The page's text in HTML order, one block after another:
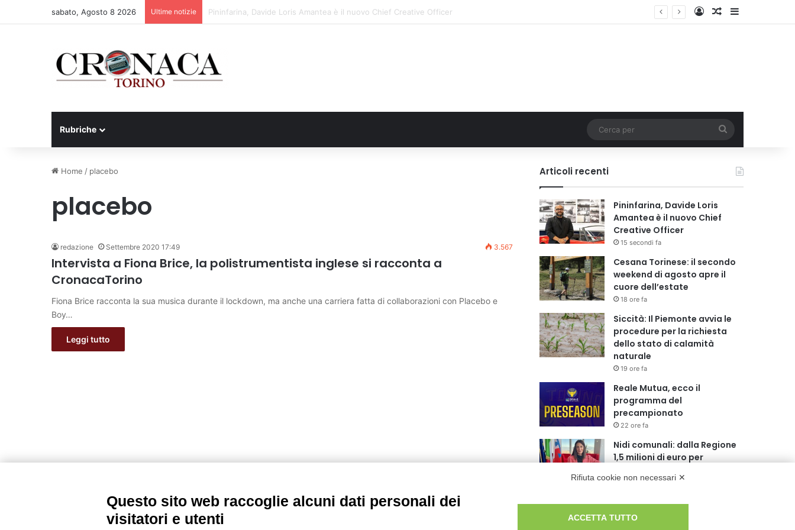
sabato, Agosto 8 2026 Ultime notizie Cesana Torinese: il secondo weekend di agosto apre il cuore dell’estate AccediUn articolo a
Rubriche
per
Home / placebo
placebo
redazione Settembre 2020 17:49 3.567
Intervista a Fiona Brice, la polistrumentista inglese si racconta a
CronacaTorino
Fiona Brice racconta la sua musica durante il lockdown, ma anche una carriera fatta di collaborazioni con Placebo e
Boy…
Leggi tutto
Articoli recenti
Pininfarina, Davide Loris
Amantea è il nuovo Chief
Creative Officer
15 secondi fa
Cesana Torinese: il secondo
weekend di agosto apre il
cuore dell’estate
18 ore fa
Siccità: Il Piemonte avvia le
procedure per la richiesta
dello stato di calamità
naturale
19 ore fa
Reale Mutua, ecco il
programma del
precampionato
22 ore fa
Nidi comunali: dalla Regione
1,5 milioni di euro per
parità di tariffa
Eclissi di Sole del 12 agosto:
Rifiuta cookie non necessari ✕
Questo sito web raccoglie alcuni dati personali dei
visitatori e utenti
ACCETTA TUTTO